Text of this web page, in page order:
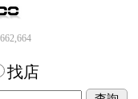
找店